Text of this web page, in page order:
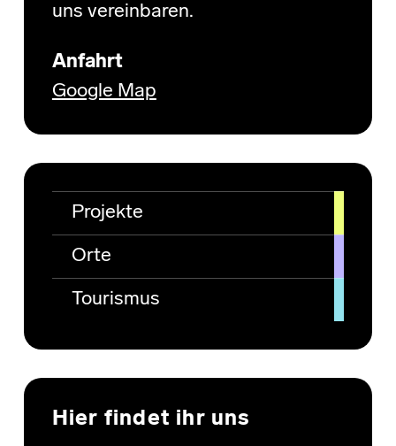
uns vereinbaren.
Anfahrt
Google Map
Projekte
Orte
Tourismus
Hier findet ihr uns